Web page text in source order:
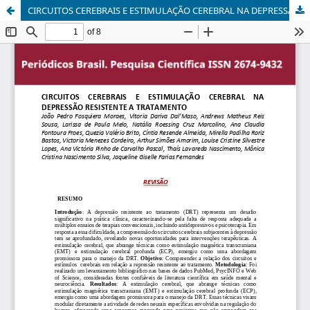
CIRCUITOS CEREBRAIS E ESTIMULAÇÃO CEREBRAL NA DEPRESSÃO RESISTENTE A TRATAMENTO